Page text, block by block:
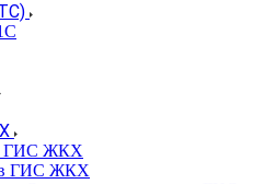
ГИС ЖКХ
в ГИС ЖКХ